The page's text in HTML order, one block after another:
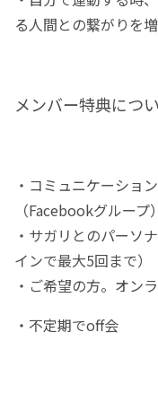
る人間との繋がりを
メンバー特典につ
・コミュニケーショ
（Facebookグループ）
・サガリとのパーソ
インで最大5回まで）
・ご希望の方。オン
・不定期でoff会